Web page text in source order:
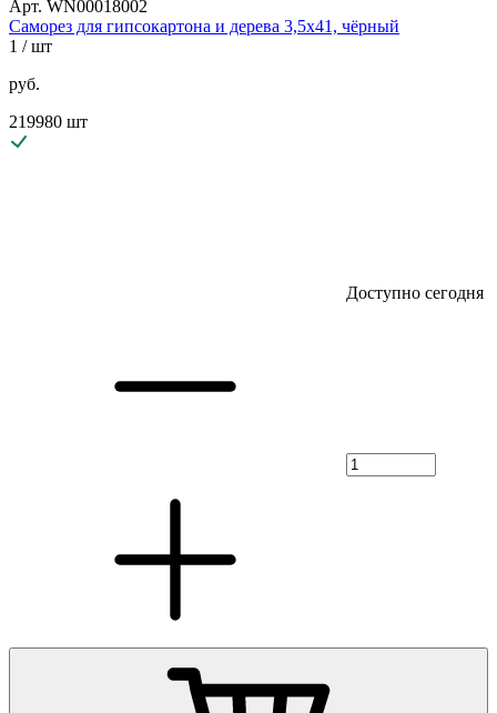
Арт. WN00018002
Саморез для гипсокартона и дерева 3,5х41, чёрный
1 / шт
руб.
219980 шт
Доступно сегодня